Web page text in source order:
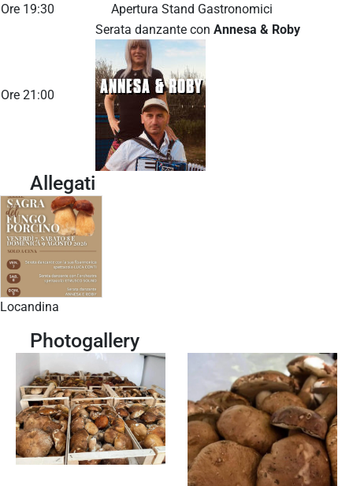
Ore 19:30
Apertura Stand Gastronomici
Ore 21:00
Serata danzante con Annesa & Roby
Allegati
Locandina
Photogallery